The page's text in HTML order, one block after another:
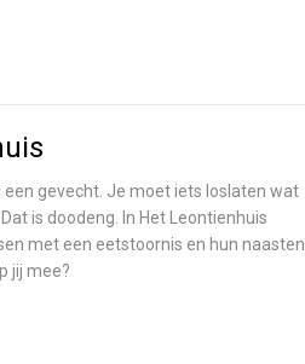
gevecht. Je moet iets loslaten wat
is doodeng. In Het Leontienhuis
met een eetstoornis en hun naasten
jij mee?